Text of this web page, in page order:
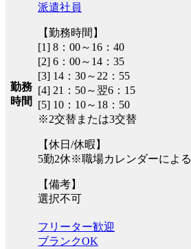
勤務
時間
派遣社員
【勤務時間】
[1] 8：00～16：40
[2] 6：00～14：35
[3] 14：30～22：55
[4] 21：50～翌6：15
[5] 10：10～18：50
※2交替または3交替
【休日/休暇】
5勤2休※職場カレンダーによる
【備考】
選択不可
フリーター歓迎
ブランクOK